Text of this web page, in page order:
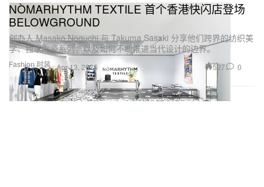
Fashion 时装
NÒMARHYTHM TEXTILE 首个香港快闪店登场
BELOWGROUND
创办人 Masako Noguchi 与 Takuma Sasaki 分享他们跨界的纺织美
学、独家陶瓷系列，以及如何不断推进当代设计的边界。
Apr 13, 2026 527 0